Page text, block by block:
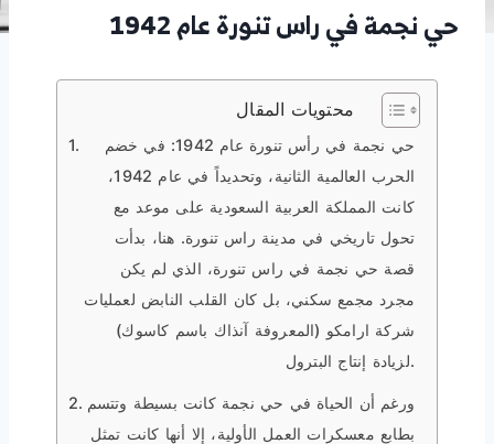
حي نجمة في راس تنورة عام 1942
محتويات المقال
حي نجمة في رأس تنورة عام 1942: في خضم
الحرب العالمية الثانية، وتحديداً في عام 1942،
كانت المملكة العربية السعودية على موعد مع
تحول تاريخي في مدينة راس تنورة. هنا، بدأت
قصة حي نجمة في راس تنورة، الذي لم يكن
مجرد مجمع سكني، بل كان القلب النابض لعمليات
شركة ارامكو (المعروفة آنذاك باسم كاسوك)
لزيادة إنتاج البترول.
ورغم أن الحياة في حي نجمة كانت بسيطة وتتسم
بطابع معسكرات العمل الأولية، إلا أنها كانت تمثل